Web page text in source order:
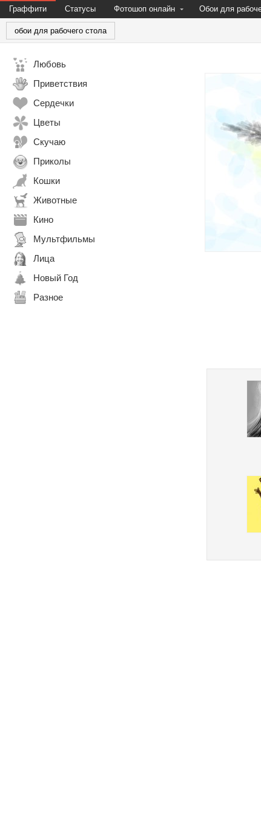
Граффити Статусы Фотошоп онлайн Обои для
обои для рабочего стола
Любовь
Приветствия
Сердечки
Цветы
Скучаю
Приколы
Кошки
Животные
Кино
Мультфильмы
Лица
Новый Год
Разное